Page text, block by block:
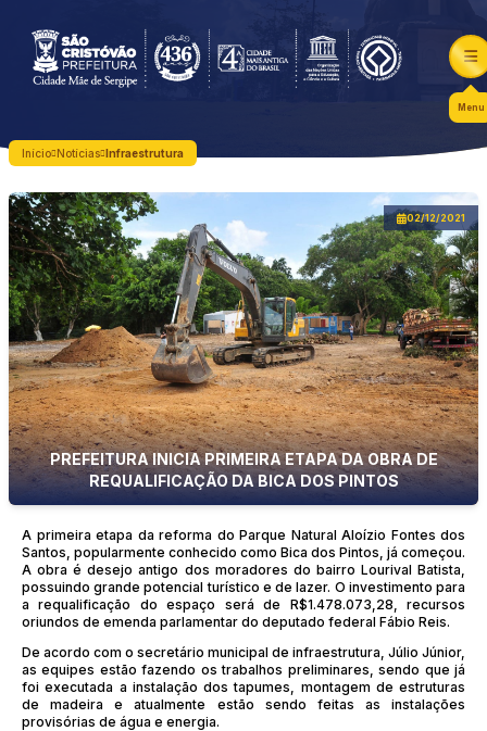
Menu
Início Notícias Infraestrutura
02/12/2021
PREFEITURA INICIA PRIMEIRA ETAPA DA OBRA DE
REQUALIFICAÇÃO DA BICA DOS PINTOS
A primeira etapa da reforma do Parque Natural Aloízio Fontes dos
Santos, popularmente conhecido como Bica dos Pintos, já começou.
A obra é desejo antigo dos moradores do bairro Lourival Batista,
possuindo grande potencial turístico e de lazer. O investimento para
a requalificação do espaço será de R$1.478.073,28, recursos
oriundos de emenda parlamentar do deputado federal Fábio Reis.
De acordo com o secretário municipal de infraestrutura, Júlio Júnior,
as equipes estão fazendo os trabalhos preliminares, sendo que já
foi executada a instalação dos tapumes, montagem de estruturas
de madeira e atualmente estão sendo feitas as instalações
provisórias de água e energia.